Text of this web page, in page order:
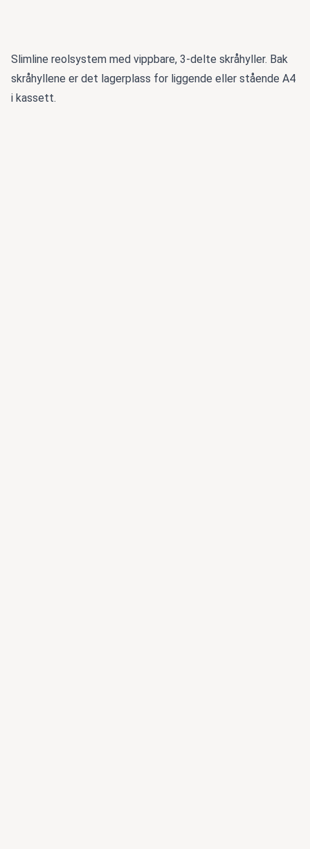
Slimline reolsystem med vippbare, 3-delte skråhyller. Bak
skråhyllene er det lagerplass for liggende eller stående A4
i kassett.